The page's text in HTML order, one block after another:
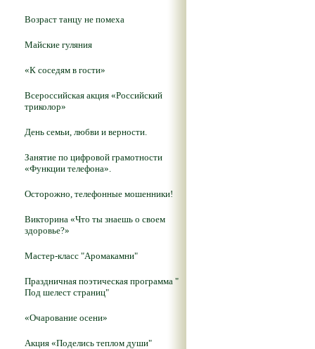
Возраст танцу не помеха
Майские гуляния
«К соседям в гости»
Всероссийская акция «Российский
триколор»
День семьи, любви и верности.
Занятие по цифровой грамотности
«Функции телефона».
Осторожно, телефонные мошенники!
Викторина «Что ты знаешь о своем
здоровье?»
Мастер-класс "Аромакамни"
Праздничная поэтическая программа "
Под шелест страниц"
«Очарование осени»
Акция «Поделись теплом души"